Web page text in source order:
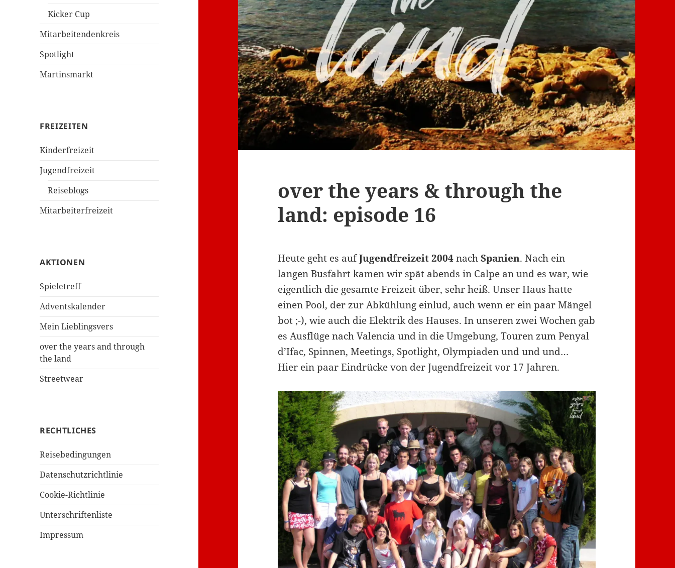
Kicker Cup
Mitarbeitendenkreis
Spotlight
Martinsmarkt
FREIZEITEN
Kinderfreizeit
Jugendfreizeit
Reiseblogs
Mitarbeiterfreizeit
AKTIONEN
Spieletreff
Adventskalender
Mein Lieblingsvers
over the years and through
the land
Streetwear
RECHTLICHES
Reisebedingungen
Datenschutzrichtlinie
Cookie-Richtlinie
Unterschriftenliste
Impressum
over the years & through the
land: episode 16
Heute geht es aufJugendfreizeit 2004nachSpanien. Nach ein
langen Busfahrt kamen wir spät abends in Calpe an und es war, wie
eigentlich die gesamte Freizeit über, sehr heiß. Unser Haus hatte
einen Pool, der zur Abkühlung einlud, auch wenn er ein paar Mängel
bot ;-), wie auch die Elektrik des Hauses. In unseren zwei Wochen gab
es Ausflüge nach Valencia und in die Umgebung, Touren zum Penyal
d’Ifac, Spinnen, Meetings, Spotlight, Olympiaden und und und…
Hier ein paar Eindrücke von der Jugendfreizeit vor 17 Jahren.